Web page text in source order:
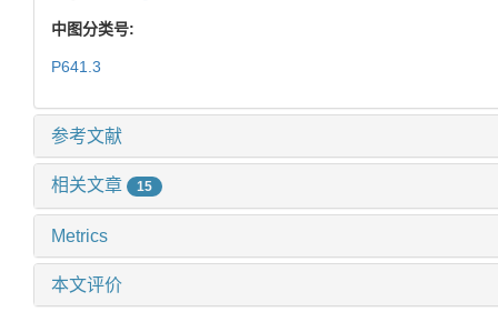
中图分类号:
P641.3
参考文献
相关文章 15
Metrics
本文评价